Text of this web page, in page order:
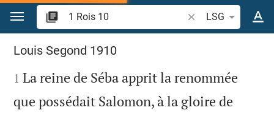
Aller vers contenu
Recherche d'un
LSG
1 Rois 10
Louis Segond 1910

1 La reine de Séba apprit la renommée
que possédait Salomon, à la gloire de